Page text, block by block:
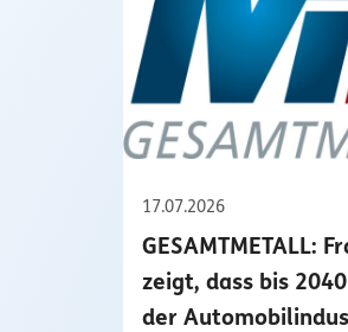
17.07.2026
GESAMTMETALL:
zeigt, dass bis
der